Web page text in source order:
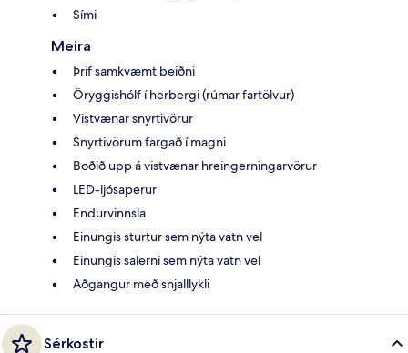
Sími
Meira
Þrif samkvæmt beiðni
Öryggishólf í herbergi (rúmar fartölvur)
Vistvænar snyrtivörur
Snyrtivörum fargað í magni
Boðið upp á vistvænar hreingerningarvörur
LED-ljósaperur
Endurvinnsla
Einungis sturtur sem nýta vatn vel
Einungis salerni sem nýta vatn vel
Aðgangur með snjalllykli
Sérkostir